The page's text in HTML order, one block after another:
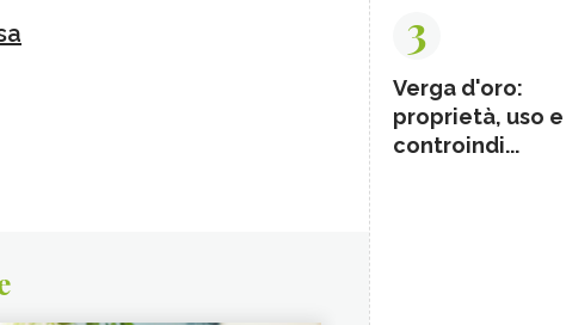
3
Verga d'oro:
proprietà, uso e
controindi...